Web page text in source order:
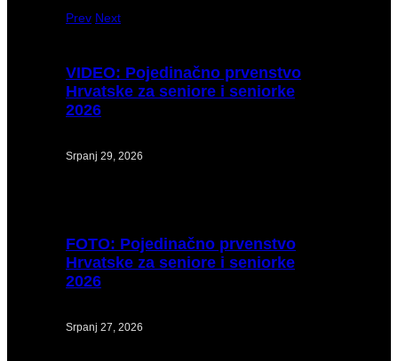
Prev Next
VIDEO: Pojedinačno prvenstvo
Hrvatske za seniore i seniorke
2026
Srpanj 29, 2026
FOTO: Pojedinačno prvenstvo
Hrvatske za seniore i seniorke
2026
Srpanj 27, 2026